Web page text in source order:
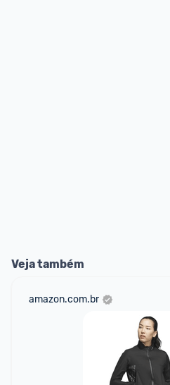
Veja também
amazon.com.br